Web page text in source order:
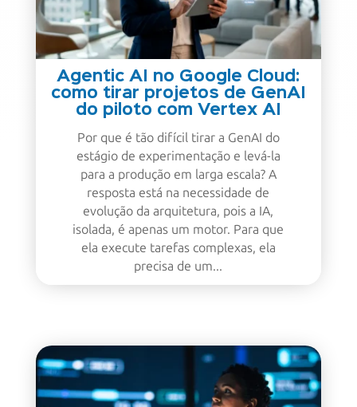
Agentic AI no Google Cloud:
como tirar projetos de GenAI
do piloto com Vertex AI
Por que é tão difícil tirar a GenAI do
estágio de experimentação e levá-la
para a produção em larga escala? A
resposta está na necessidade de
evolução da arquitetura, pois a IA,
isolada, é apenas um motor. Para que
ela execute tarefas complexas, ela
precisa de um...